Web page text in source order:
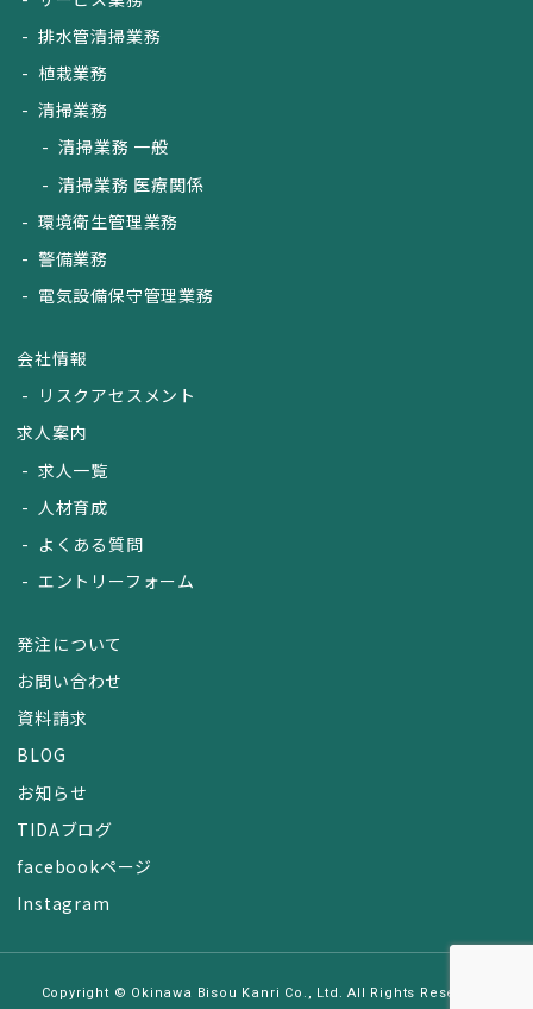
排水管清掃業務
植栽業務
清掃業務
清掃業務 一般
清掃業務 医療関係
環境衛生管理業務
警備業務
電気設備保守管理業務
会社情報
リスクアセスメント
求人案内
求人一覧
人材育成
よくある質問
エントリーフォーム
発注について
お問い合わせ
資料請求
BLOG
お知らせ
TIDAブログ
facebookページ
Instagram
Copyright © Okinawa Bisou Kanri Co., Ltd. All Rights Reserved.